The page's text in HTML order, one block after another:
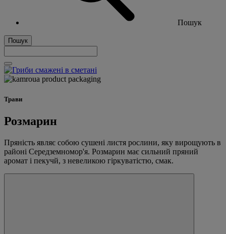
Пошук
Пошук
Трави
Розмарин
Пряність являє собою сушені листя рослини, яку вирощують в
районі Середземномор'я. Розмарин має сильний пряний
аромат і пекучй, з невеликою гіркуватістю, смак.